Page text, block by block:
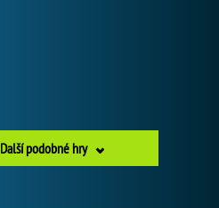
Další podobné hry